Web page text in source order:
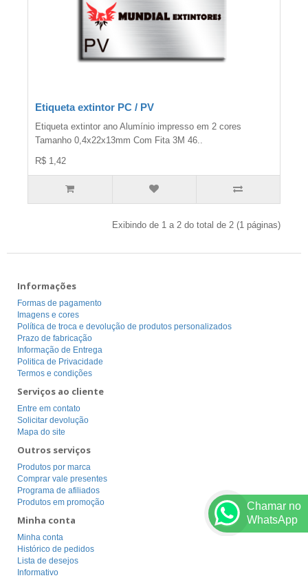
Etiqueta extintor PC / PV
Etiqueta extintor ano Alumínio impresso em 2 cores
Tamanho 0,4x22x13mm Com Fita 3M 46..
R$ 1,42
Exibindo de 1 a 2 do total de 2 (1 páginas)
Informações
Formas de pagamento
Imagens e cores
Política de troca e devolução de produtos personalizados
Prazo de fabricação
Informação de Entrega
Politica de Privacidade
Termos e condições
Serviços ao cliente
Entre em contato
Solicitar devolução
Mapa do site
Outros serviços
Produtos por marca
Comprar vale presentes
Programa de afiliados
Produtos em promoção
Minha conta
Minha conta
Histórico de pedidos
Lista de desejos
Informativo
Chamar no
WhatsApp